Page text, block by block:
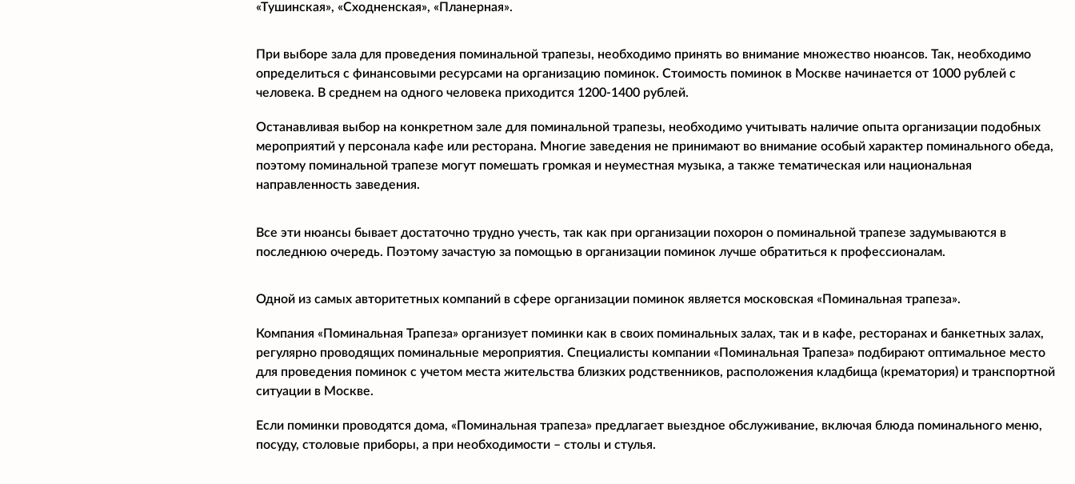
«Тушинская», «Сходненская», «Планерная».
При выборе зала для проведения поминальной трапезы, необходимо принять во внимание множество нюансов. Так, необходимо
определиться с финансовыми ресурсами на организацию поминок. Стоимость поминок в Москве начинается от 1000 рублей с
человека. В среднем на одного человека приходится 1200-1400 рублей.
Останавливая выбор на конкретном зале для поминальной трапезы, необходимо учитывать наличие опыта организации подобных
мероприятий у персонала кафе или ресторана. Многие заведения не принимают во внимание особый характер поминального обеда,
поэтому поминальной трапезе могут помешать громкая и неуместная музыка, а также тематическая или национальная
направленность заведения.
Все эти нюансы бывает достаточно трудно учесть, так как при организации похорон о поминальной трапезе задумываются в
последнюю очередь. Поэтому зачастую за помощью в организации поминок лучше обратиться к профессионалам.
Одной из самых авторитетных компаний в сфере организации поминок является московская «Поминальная трапеза».
Компания «Поминальная Трапеза» организует поминки как в своих поминальных залах, так и в кафе, ресторанах и банкетных залах,
регулярно проводящих поминальные мероприятия. Специалисты компании «Поминальная Трапеза» подбирают оптимальное место
для проведения поминок с учетом места жительства близких родственников, расположения кладбища (крематория) и транспортной
ситуации в Москве.
Если поминки проводятся дома, «Поминальная трапеза» предлагает выездное обслуживание, включая блюда поминального меню,
посуду, столовые приборы, а при необходимости – столы и стулья.